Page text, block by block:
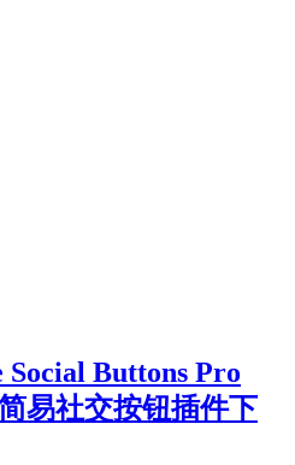
Buttons Pro
易社交按钮插件下